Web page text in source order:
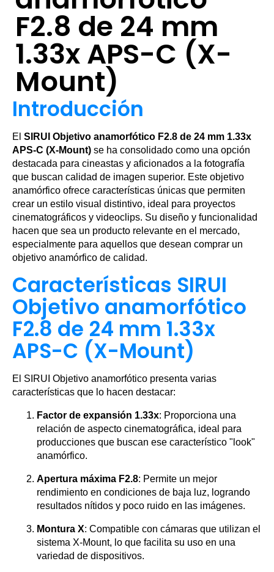
F2.8 de 24 mm
1.33x APS-C (X-
Mount)
Introducción
El SIRUI Objetivo anamorfótico F2.8 de 24 mm 1.33x
APS-C (X-Mount) se ha consolidado como una opción
destacada para cineastas y aficionados a la fotografía
que buscan calidad de imagen superior. Este objetivo
anamórfico ofrece características únicas que permiten
crear un estilo visual distintivo, ideal para proyectos
cinematográficos y videoclips. Su diseño y funcionalidad
hacen que sea un producto relevante en el mercado,
especialmente para aquellos que desean comprar un
objetivo anamórfico de calidad.
Características SIRUI
Objetivo anamorfótico
F2.8 de 24 mm 1.33x
APS-C (X-Mount)
El SIRUI Objetivo anamorfótico presenta varias
características que lo hacen destacar:
Factor de expansión 1.33x: Proporciona una
relación de aspecto cinematográfica, ideal para
producciones que buscan ese característico "look"
anamórfico.
Apertura máxima F2.8: Permite un mejor
rendimiento en condiciones de baja luz, logrando
resultados nítidos y poco ruido en las imágenes.
Montura X: Compatible con cámaras que utilizan el
sistema X-Mount, lo que facilita su uso en una
variedad de dispositivos.